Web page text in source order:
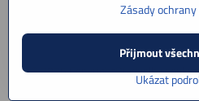
info​@cyclestar​.cz
©2026CopyrightPředvolby
Vytvořeno
Zásady
Ukázat
Přijmout